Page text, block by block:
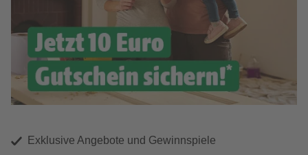
Exklusive Angebote und Gewinnspiele